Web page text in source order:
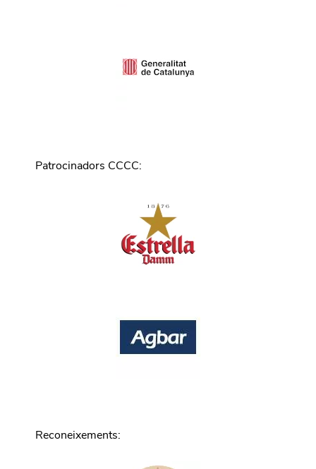
Patrocinadors CCCC:
Reconeixements: